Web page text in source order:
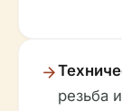
резьба